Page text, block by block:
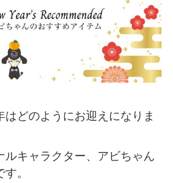
はどのようにお迎えになりま
ルキャラクター、アビちゃん
。